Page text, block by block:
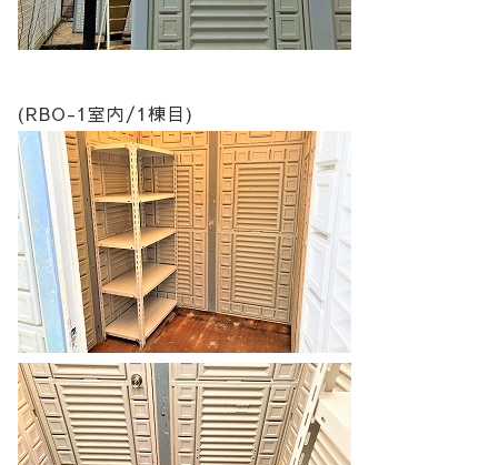
(RBO-1室内/1棟目)